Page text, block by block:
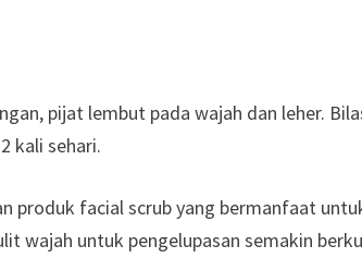
pijat lembut pada wajah dan leher.
kali sehari.
produk facial scrub yang bermanfaat
wajah untuk pengelupasan semakin